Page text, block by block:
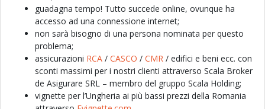
guadagna tempo! Tutto succede online, ovunque ha
accesso ad una connessione internet;
non sarà bisogno di una persona nominata per questo
problema;
assicurazioni RCA/ CASCO / CMR / edifici e beni ecc. con
sconti massimi per i nostri clienti attraverso Scala Broker
de Asigurare SRL – membro del gruppo Scala Holding;
vignette per l’Ungheria ai più bassi prezzi della Romania